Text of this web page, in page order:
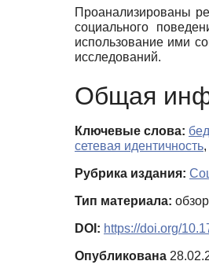
Проанализированы
социального
использование ими
исследований.
Общая
Ключевые слова:
сетевая идентичность,
Рубрика издания:
Тип материала:
DOI: https://doi.org/
Опубликована